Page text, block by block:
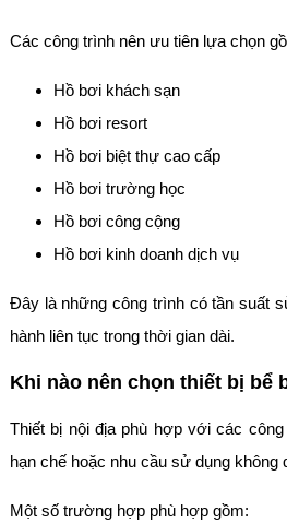
Các công trình nên ưu tiên lựa chọn
Hồ bơi khách sạn
Hồ bơi resort
Hồ bơi biệt thự cao cấp
Hồ bơi trường học
Hồ bơi công cộng
Hồ bơi kinh doanh dịch vụ
Đây là những công trình có tần suất
hành liên tục trong thời gian dài.
Khi nào nên chọn thiết bị bể
Thiết bị nội địa phù hợp với các
hạn chế hoặc nhu cầu sử dụng không
Một số trường hợp phù hợp gồm: